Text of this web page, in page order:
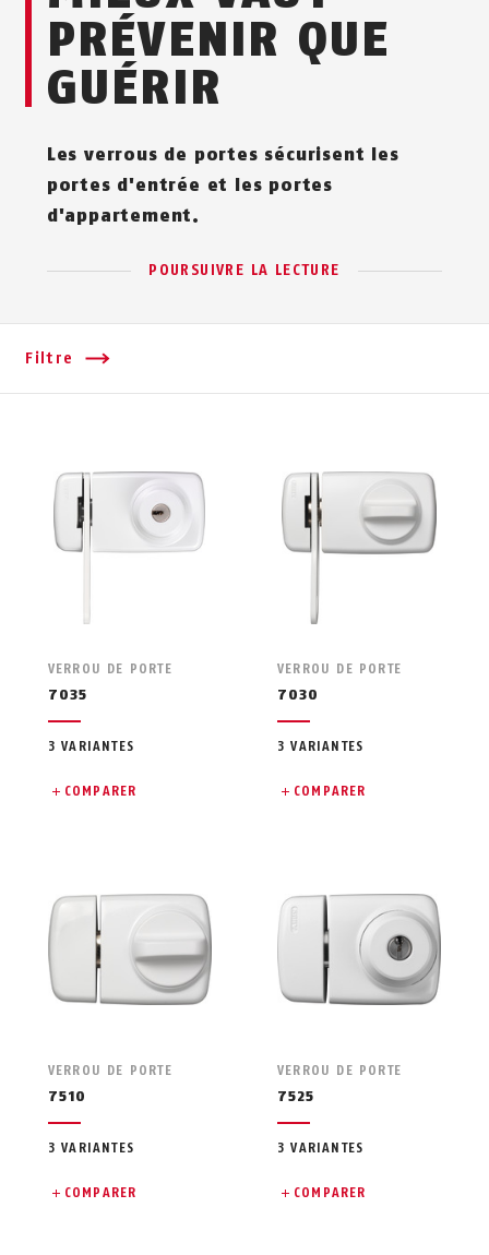
PRÉVENIR QUE
GUÉRIR
Les verrous de portes sécurisent les
portes d'entrée et les portes
d'appartement.
POURSUIVRE LA LECTURE
Filtre
VERROU DE PORTE
7035
3 VARIANTES
COMPARER
VERROU DE PORTE
7030
3 VARIANTES
COMPARER
VERROU DE PORTE
7510
3 VARIANTES
COMPARER
VERROU DE PORTE
7525
3 VARIANTES
COMPARER